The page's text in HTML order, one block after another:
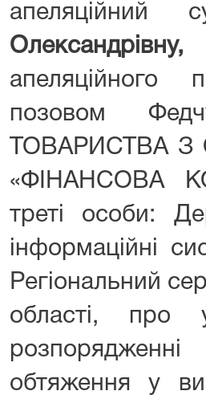
Олександрівну,
апеляційного
позовом
ТОВАРИСТВА
«ФІНАНСОВА
треті особи:
інформаційні
Регіональний
області, про
обтяження у